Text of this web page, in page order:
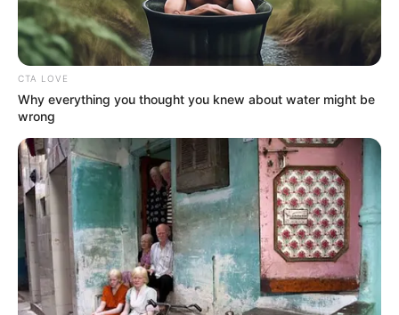
Beri Rating & Review
Ejen Alimerupakan sebuah serial animasi
asal Malaysia yang
tayang di TV3 mulai 8 April 2016.
Kisah yang diangkat dalam animasi ini sebenarnya datang dari ide
Usamah Zaid Yasin selaku sutradara setelah mendirikan WAU
Animation pada tahun 2013.
Sementara itu, produksi animasi ini membutuhkan durasi sekitar
CTA LOVE
Why everything you thought you knew about water might be
wrong